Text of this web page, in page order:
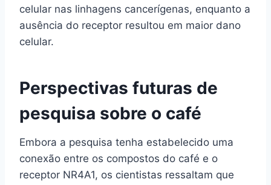
celular nas linhagens cancerígenas, enquanto a
ausência do receptor resultou em maior dano
celular.
Perspectivas futuras de
pesquisa sobre o café
Embora a pesquisa tenha estabelecido uma
conexão entre os compostos do café e o
receptor NR4A1, os cientistas ressaltam que